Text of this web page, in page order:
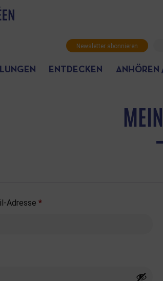
Newsletter abonnieren
ENTDECKEN ANHÖREN
Adresse *